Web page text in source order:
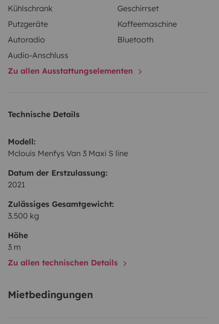
Kühlschrank
Geschirrset
Putzgeräte
Kaffeemaschine
Autoradio
Bluetooth
Audio-Anschluss
Zu allen Ausstattungselementen
Technische Details
Modell:
Mclouis Menfys Van 3 Maxi S line
Datum der Erstzulassung:
2021
Zulässiges Gesamtgewicht:
3.500 kg
Höhe
3 m
Zu allen technischen Details
Mietbedingungen